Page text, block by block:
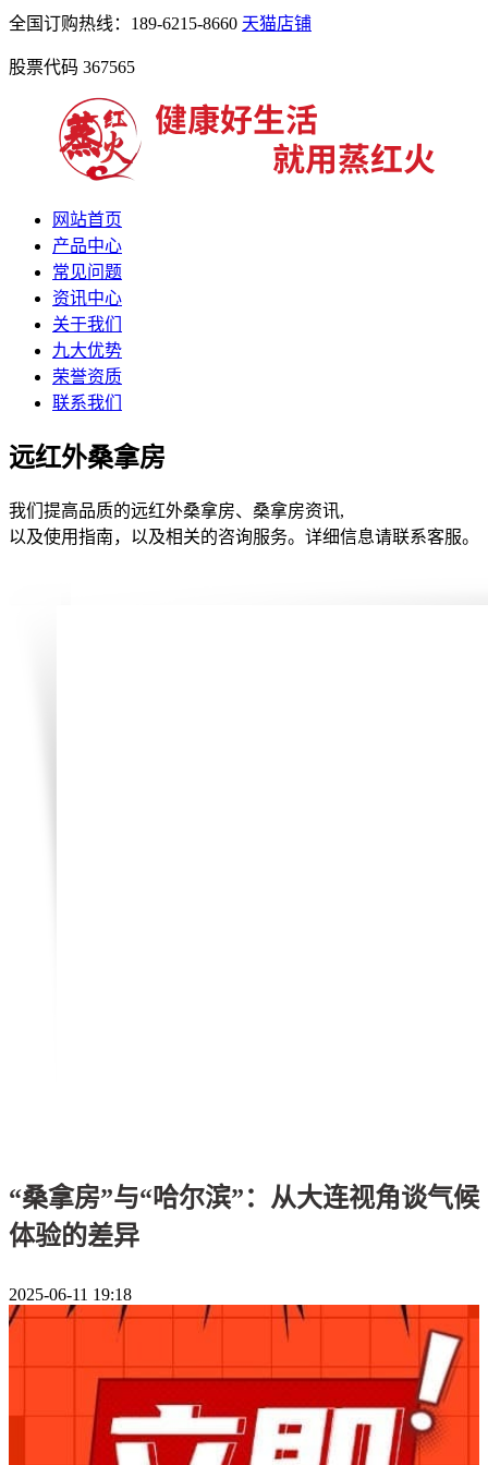
全国订购热线：189-6215-8660 天猫店铺
股票代码 367565
网站首页
产品中心
常见问题
资讯中心
关于我们
九大优势
荣誉资质
联系我们
远红外桑拿房
我们提高品质的远红外桑拿房、桑拿房资讯,
以及使用指南，以及相关的咨询服务。详细信息请联系客服。
“桑拿房”与“哈尔滨”：从大连视角谈气候
体验的差异
2025-06-11 19:18